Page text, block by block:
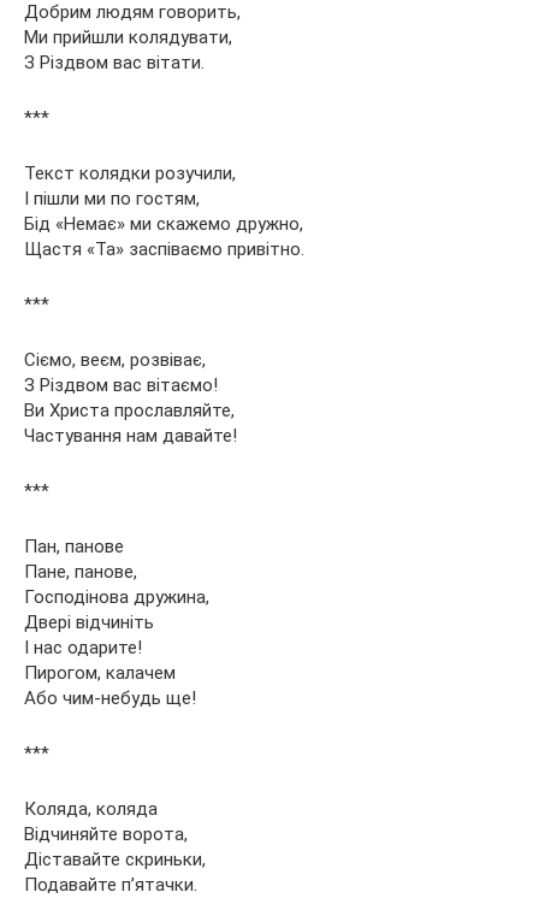
Добрим людям говорить,
Ми прийшли колядувати,
З Різдвом вас вітати.
***
Текст колядки розучили,
І пішли ми по гостям,
Бід «Немає» ми скажемо дружно,
Щастя «Та» заспіваємо привітно.
***
Сіємо, веєм, розвіває,
З Різдвом вас вітаємо!
Ви Христа прославляйте,
Частування нам давайте!
***
Пан, панове
Пане, панове,
Господінова дружина,
Двері відчиніть
І нас одарите!
Пирогом, калачем
Або чим-небудь ще!
***
Коляда, коляда
Відчиняйте ворота,
Діставайте скриньки,
Подавайте п’ятачки.